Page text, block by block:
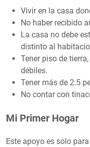
Vivir en la casa
No haber recibido
La casa no debe
distinto al
Tener piso de
débiles.
Tener más de 2.5
No contar con
Mi Primer Hogar
Este apoyo es solo